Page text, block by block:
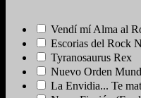
Vendí mí Alma al
Escorias del Rock
Tyranosaurus Rex
Nuevo Orden
La Envidia... Te